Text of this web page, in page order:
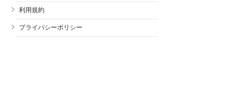
利用規約
プライバシーポリシー